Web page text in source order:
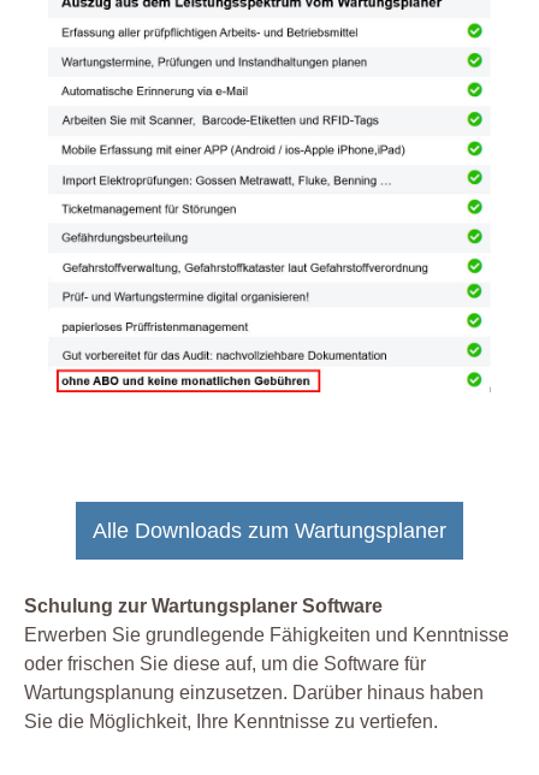
Alle Downloads zum Wartungsplaner
Schulung zur Wartungsplaner Software
Erwerben Sie grundlegende Fähigkeiten und Kenntnisse
oder frischen Sie diese auf, um die Software für
Wartungsplanung einzusetzen. Darüber hinaus haben
Sie die Möglichkeit, Ihre Kenntnisse zu vertiefen.